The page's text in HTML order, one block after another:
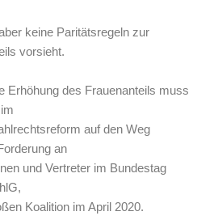
keine Paritätsregeln zur
vorsieht.
Erhöhung des Frauenanteils muss
auf den Weg
an
und Vertreter im Bundestag
Koalition im April 2020.